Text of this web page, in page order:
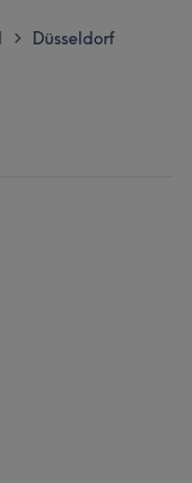
> Düsseldorf